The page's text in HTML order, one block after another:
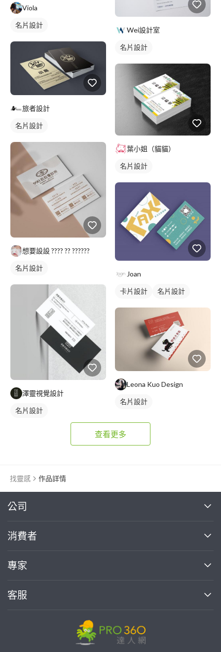
Viola
名片設計
旅者設計
名片設計
想要設設 ???? ?? ??????
名片設計
澤靈視覺設計
名片設計
Wei設計室
名片設計
葉小姐（貓貓）
名片設計
Joan
卡片設計 名片設計
Leona Kuo Design
名片設計
查看更多
找靈感 作品詳情
公司
關於我們
部落格
加入我們
消費者
買服務
熱門服務
專家
案件中心
客服
繼續完成